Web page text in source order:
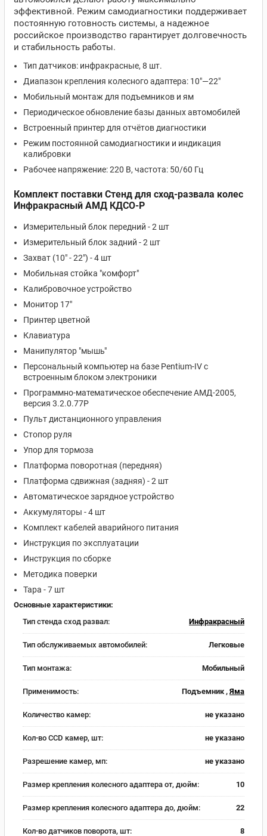
эффективной. Режим самодиагностики поддерживает
постоянную готовность системы, а надежное
российское производство гарантирует долговечность
и стабильность работы.
Тип датчиков: инфракрасные, 8 шт.
Диапазон крепления колесного адаптера: 10"—22"
Мобильный монтаж для подъемников и ям
Периодическое обновление базы данных автомобилей
Встроенный принтер для отчётов диагностики
Режим постоянной самодиагностики и индикация
калибровки
Рабочее напряжение: 220 В, частота: 50/60 Гц
Комплект поставки Стенд для сход-развала колес
Инфракрасный АМД КДСО-Р
Измерительный блок передний - 2 шт
Измерительный блок задний - 2 шт
Захват (10" - 22") - 4 шт
Мобильная стойка "комфорт"
Калибровочное устройство
Монитор 17"
Принтер цветной
Клавиатура
Манипулятор "мышь"
Персональный компьютер на базе Pentium-IV с
встроенным блоком электроники
Программно-математическое обеспечение АМД-2005,
версия 3.2.0.77P
Пульт дистанционного управления
Стопор руля
Упор для тормоза
Платформа поворотная (передняя)
Платформа сдвижная (задняя) - 2 шт
Автоматическое зарядное устройство
Аккумуляторы - 4 шт
Комплект кабелей аварийного питания
Инструкция по эксплуатации
Инструкция по сборке
Методика поверки
Тара - 7 шт
Основные характеристики:
Тип стенда сход развал:
Инфракрасный
Тип обслуживаемых автомобилей: Легковые
Тип монтажа: Мобильный
Применимость: Подъемник , Яма
Количество камер: не указано
Кол-во CCD камер, шт: не указано
Разрешение камер, мп: не указано
Размер крепления колесного адаптера от, дюйм: 10
Размер крепления колесного адаптера до, дюйм: 22
Кол-во датчиков поворота, шт: 8